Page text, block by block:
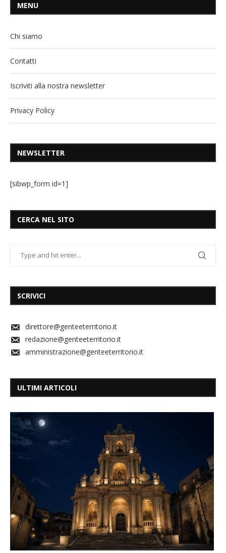
MENU
Chi siamo
Contatti
Iscriviti alla nostra newsletter
Privacy Policy
NEWSLETTER
[sibwp_form id=1]
CERCA NEL SITO
SCRIVICI
direttore@genteeterritorio.it
redazione@genteeterritorio.it
amministrazione@genteeterritorio.it
ULTIMI ARTICOLI